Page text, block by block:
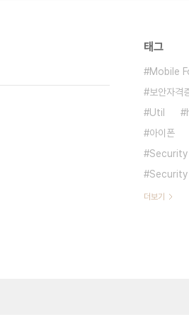
태그
Mobile
보안자격
Util
아이폰
Security
Security
더보기